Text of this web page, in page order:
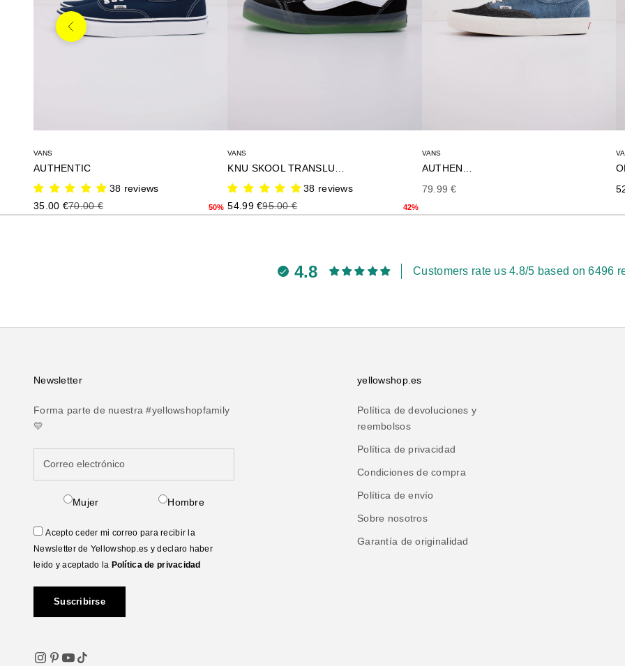
VANS
AUTHENTIC
38 reviews
Precio de oferta
35.00 €Precio anterior
70.00 € 50%
VANS
38 reviews
Precio de oferta
54.99 €Precio anterior
95.00 € 42%
VANS
Precio de oferta
79.99 €
Anterior
4.8 Customers rate us 4.8/5 based on 6496
Newsletter
Forma parte de nuestra #yellowshopfamily
💛
Mujer Hombre
Acepto ceder mi correo para recibir la
Newsletter de Yellowshop.es y declaro haber
leido y aceptado la Política de privacidad
Suscribirse
yellowshop.es
Política de devoluciones y
reembolsos
Política de privacidad
Condiciones de compra
Política de envío
Sobre nosotros
Garantía de originalidad